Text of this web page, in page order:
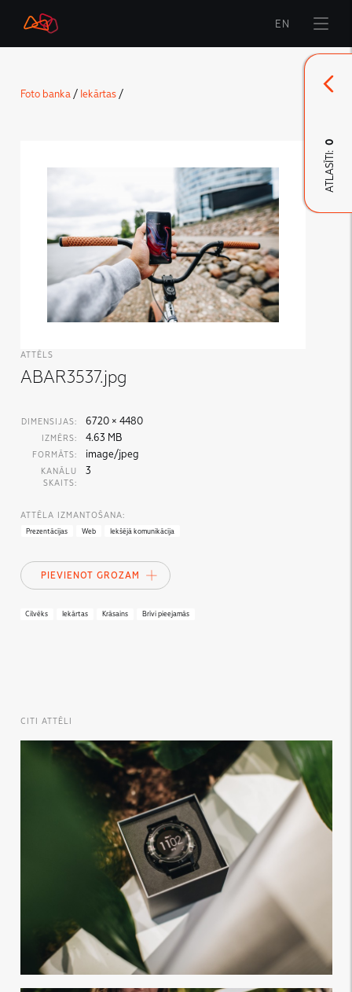
Sākums
LMT Innovations
LMT Defence
Lejupielāde un jaunumi
Izstrādātie materiāli
EN
Foto banka/ Iekārtas/
ATTĒLS
ABAR3537.jpg
DIMENSIJAS: 6720 × 4480
IZMĒRS: 4.63 MB
FORMĀTS: image/jpeg
KANĀLU
SKAITS:
3
ATTĒLA IZMANTOŠANA:
Prezentācijas Web Iekšējā komunikācija
PIEVIENOT GROZAM
Cilvēks Iekārtas Krāsains Brīvi pieejamās
CITI ATTĒLI
ATLASĪTI:
0